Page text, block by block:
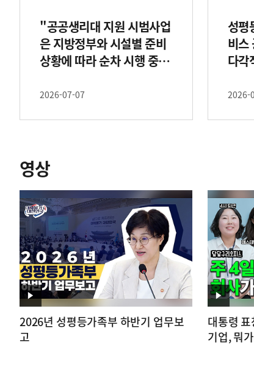
"공공생리대 지원 시범사업
은 지방정부와 시설별 준비
상황에 따라 순차 시행 중이
하겠습니다."
2026-07-07
성평
비스
다각
2026-
영상
영
상
2026년 성평등가족부 하반기 업무보
고
영
상
대통령
기업, 뭐